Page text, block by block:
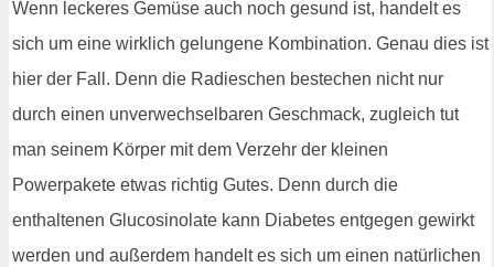
Wenn leckeres Gemüse auch noch gesund ist, handelt es
sich um eine wirklich gelungene Kombination. Genau dies ist
hier der Fall. Denn die Radieschen bestechen nicht nur
durch einen unverwechselbaren Geschmack, zugleich tut
man seinem Körper mit dem Verzehr der kleinen
Powerpakete etwas richtig Gutes. Denn durch die
enthaltenen Glucosinolate kann Diabetes entgegen gewirkt
werden und außerdem handelt es sich um einen natürlichen